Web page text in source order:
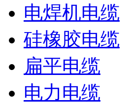
电焊机电缆
硅橡胶电缆
扁平电缆
电力电缆